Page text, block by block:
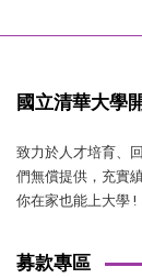
國立清華大學
致力於人才培育、
們無償提供，充實
你在家也能上大學 !
募款專區